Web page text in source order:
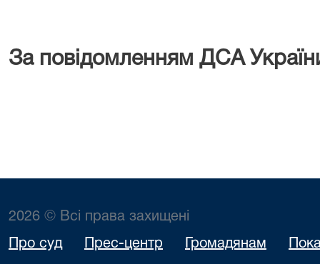
За повідомленням ДСА
2026 © Всі права захищені
Про суд Прес-центр Громадянам